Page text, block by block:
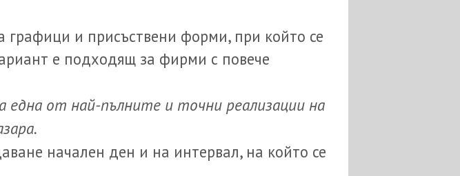
и присъствени форми, при който се
е подходящ за фирми с повече
една от най-пълните и точни реализации на
начален ден и на интервал, на който се